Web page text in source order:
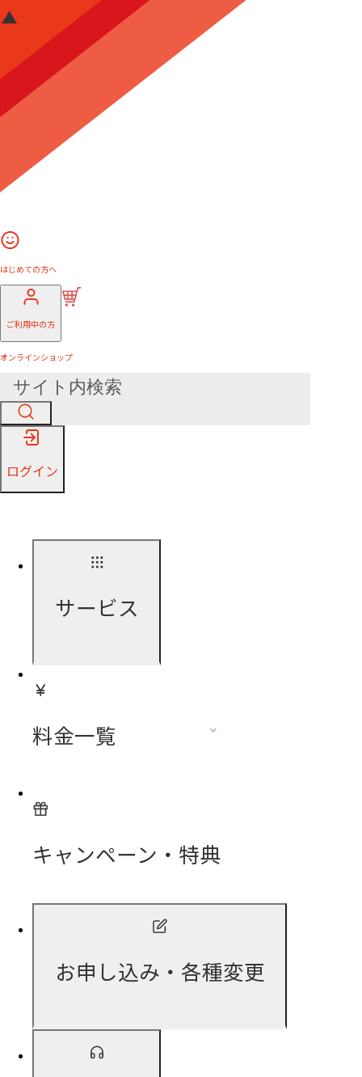
はじめての方へ
ご利用中の方
オンラインショップ
ログイン
サービス
料金一覧
キャンペーン・特典
お申し込み・各種変更